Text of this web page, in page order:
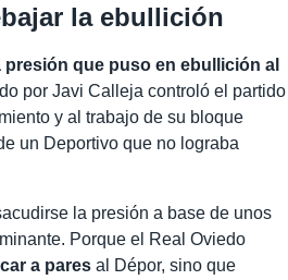
la ebullición
que puso en ebullición al
por Javi Calleja controló el partido
y al trabajo de su bloque
un Deportivo que no lograba
la presión a base de unos
Porque el Real Oviedo
a pares al Dépor, sino que